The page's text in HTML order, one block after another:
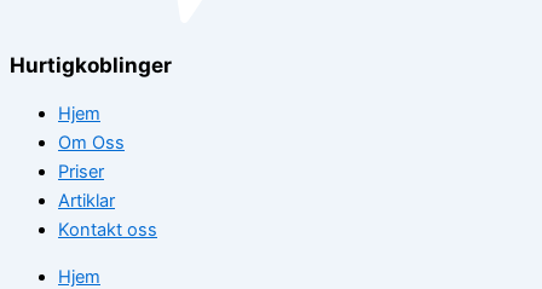
Hurtigkoblinger
Hjem
Om Oss
Priser
Artiklar
Kontakt oss
Hjem